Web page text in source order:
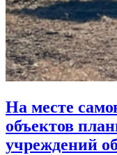
На месте
объектов
учреждений